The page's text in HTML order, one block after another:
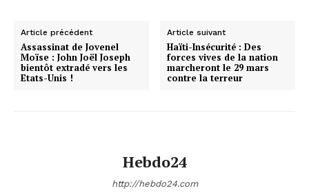
Article précédent
Assassinat de Jovenel
Moïse : John Joël Joseph
bientôt extradé vers les
Etats-Unis !
Article suivant
Haïti-Insécurité : Des
forces vives de la nation
marcheront le 29 mars
contre la terreur
Hebdo24
http://hebdo24.com